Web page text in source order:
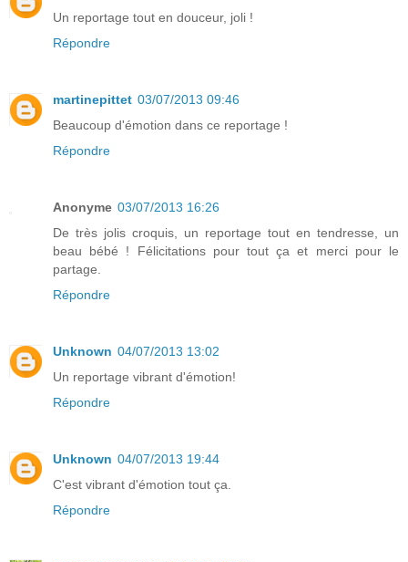
Un reportage tout en douceur, joli !
Répondre
martinepittet 03/07/2013 09:46
Beaucoup d'émotion dans ce reportage !
Répondre
Anonyme 03/07/2013 16:26
De très jolis croquis, un reportage tout en tendresse, un
beau bébé ! Félicitations pour tout ça et merci pour le
partage.
Répondre
Unknown 04/07/2013 13:02
Un reportage vibrant d'émotion!
Répondre
Unknown 04/07/2013 19:44
C'est vibrant d'émotion tout ça.
Répondre